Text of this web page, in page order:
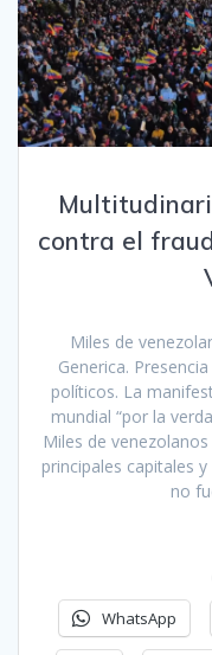
contra el
Miles de
Generica.
políticos. La
mundial “por la
Miles de
principales capitales
no
WhatsApp